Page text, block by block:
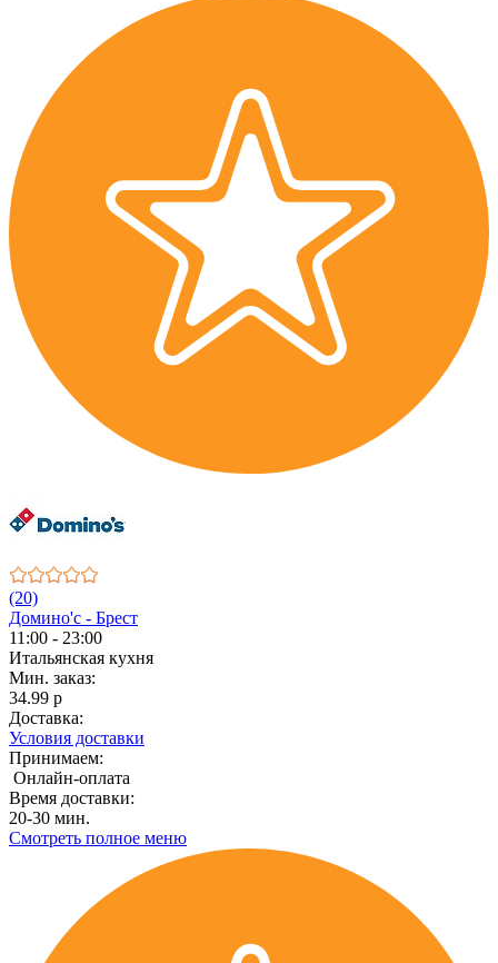
(20)
Домино'с - Брест
11:00 - 23:00
Итальянская кухня
Мин. заказ:
34.99 р
Доставка:
Условия доставки
Принимаем:
Онлайн-оплата
Время доставки:
20-30 мин.
Смотреть полное меню